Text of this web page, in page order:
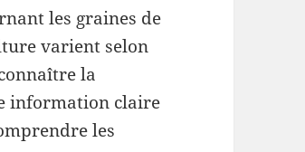
les graines de
varient selon
la
information claire
les